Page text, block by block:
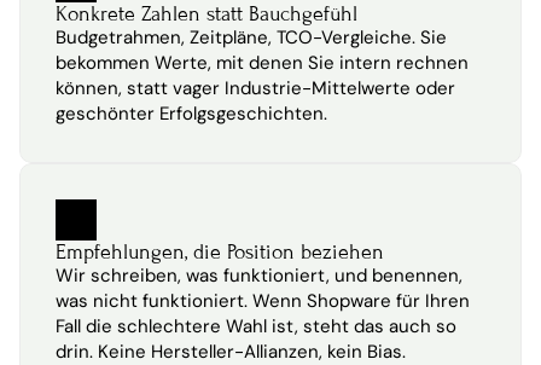
Konkrete Zahlen statt Bauchgefühl
Budgetrahmen, Zeitpläne, TCO-Vergleiche. Sie
bekommen Werte, mit denen Sie intern rechnen
können, statt vager Industrie-Mittelwerte oder
geschönter Erfolgsgeschichten.
Empfehlungen, die Position beziehen
Wir schreiben, was funktioniert, und benennen,
was nicht funktioniert. Wenn Shopware für Ihren
Fall die schlechtere Wahl ist, steht das auch so
drin. Keine Hersteller-Allianzen, kein Bias.